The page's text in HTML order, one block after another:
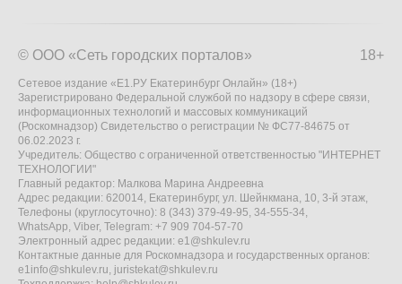
18+
© ООО «Сеть городских порталов»
Сетевое издание «Е1.РУ Екатеринбург Онлайн» (18+)
Зарегистрировано Федеральной службой по надзору в сфере связи,
информационных технологий и массовых коммуникаций
(Роскомнадзор) Свидетельство о регистрации № ФС77-84675 от
06.02.2023 г.
Учредитель: Общество с ограниченной ответственностью "ИНТЕРНЕТ
ТЕХНОЛОГИИ"
Главный редактор: Малкова Марина Андреевна
Адрес редакции: 620014, Екатеринбург, ул. Шейнкмана, 10, 3-й этаж,
Телефоны (круглосуточно): 8 (343) 379-49-95, 34-555-34,
WhatsApp, Viber, Telegram: +7 909 704-57-70
Электронный адрес редакции: e1@shkulev.ru
Контактные данные для Роскомнадзора и государственных органов:
e1info@shkulev.ru, juristekat@shkulev.ru